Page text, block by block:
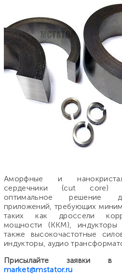
Аморфные и
сердечники (cut core)
оптимальное решение
приложений, требующих
таких как дроссели
мощности (ККМ), индукторы
также высокочастотные
индукторы, аудио
Присылайте заявки в
market@mstator.ru